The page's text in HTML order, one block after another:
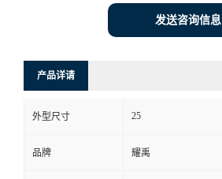
发送咨询信息
产品详请
外型尺寸 25
品牌 耀禹